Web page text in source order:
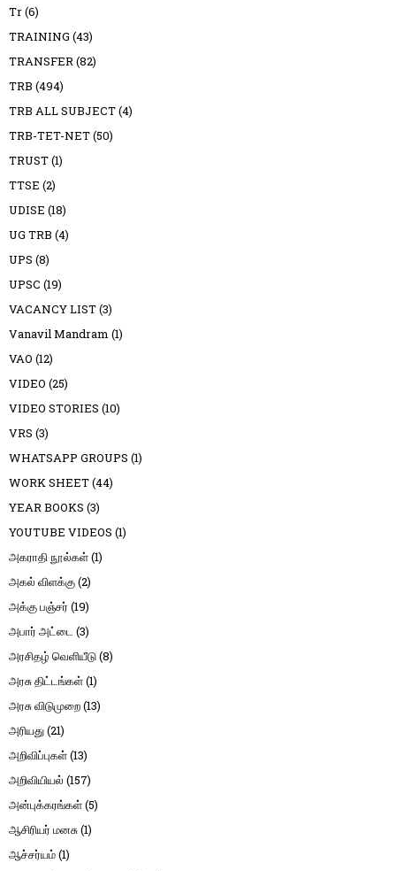
Tr(6)
TRAINING (43)
TRANSFER(82)
TRB (494)
TRB ALL SUBJECT(4)
TRB-TET-NET(50)
TRUST(1)
TTSE (2)
UDISE (18)
UG TRB (4)
UPS (8)
UPSC (19)
VACANCY LIST(3)
Vanavil Mandram (1)
VAO (12)
VIDEO (25)
VIDEO STORIES (10)
VRS (3)
WHATSAPP GROUPS (1)
WORK SHEET(44)
YEAR BOOKS (3)
YOUTUBE VIDEOS (1)
அகராதி நூல்கள்(1)
அகல் விளக்கு(2)
அக்கு பஞ்சர் (19)
அபார் அட்டை (3)
அரசிதழ் வெளியீடு(8)
அரசு திட்டங்கள்(1)
அரசு விடுமுறை(13)
அரியது(21)
அறிவிப்புகள்(13)
அறிவியியல் (157)
அன்புக்கரங்கள்(5)
ஆசிரியர் மனசு(1)
ஆச்சர்யம்(1)